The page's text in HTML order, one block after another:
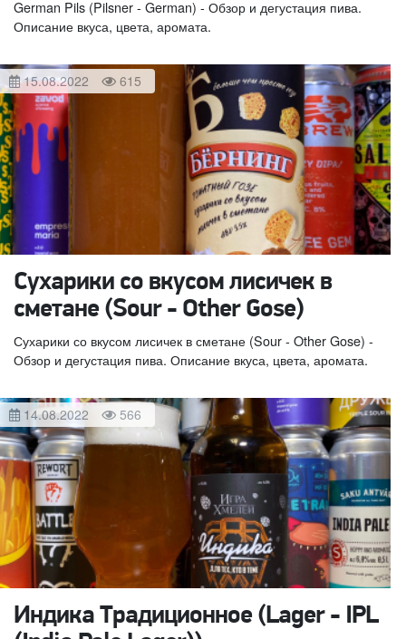
German Pils (Pilsner - German) - Обзор и дегустация пива.
Описание вкуса, цвета, аромата.
15.08.2022 615
Сухарики со вкусом лисичек в
сметане (Sour - Other Gose)
Сухарики со вкусом лисичек в сметане (Sour - Other Gose) -
Обзор и дегустация пива. Описание вкуса, цвета, аромата.
14.08.2022 566
Индика Традиционное (Lager - IPL